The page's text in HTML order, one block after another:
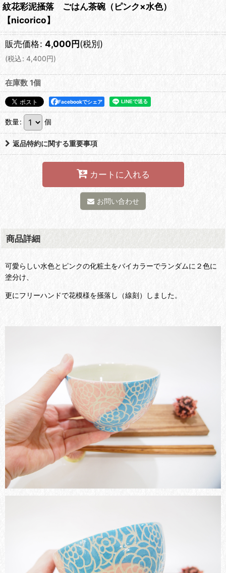
紋花彩泥掻落 ごはん茶碗（ピンク×水色）
【nicorico】
販売価格: 4,000円(税別)
(税込: 4,400円)
在庫数 1個
Facebookでシェア
数量: 個
返品特約に関する重要事項
カートに入れる
お問い合わせ
商品詳細
可愛らしい水色とピンクの化粧土をバイカラーでランダムに２色に
塗分け、
更にフリーハンドで花模様を掻落し（線刻）しました。